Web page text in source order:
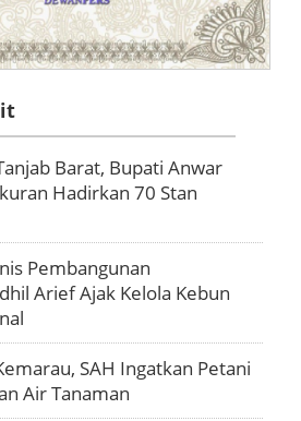
Barat, Bupati Anwar
Hadirkan 70 Stan
Pembangunan
Arief Ajak Kelola Kebun
SAH Ingatkan Petani
Air Tanaman